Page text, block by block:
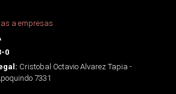
a empresas
0
Cristobal Octavio Alvarez Tapia -
7331